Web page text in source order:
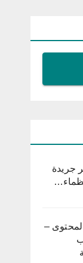
جريدة
–